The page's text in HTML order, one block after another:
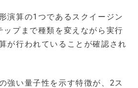
演算の1つであるスクイージン
ップまで種類を変えながら実行
が行われていることが確認され
強い量子性を示す特徴が、2ス